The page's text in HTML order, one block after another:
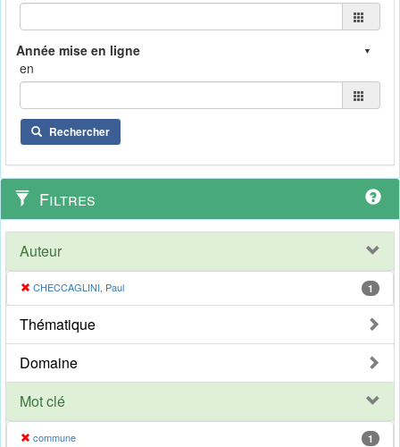
en
Rechercher
Filtres
Auteur
CHECCAGLINI, Paul 1
Thématique
Domaine
Mot clé
commune 1